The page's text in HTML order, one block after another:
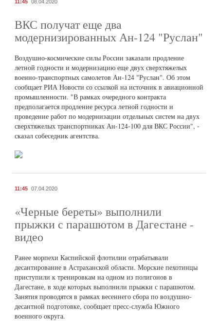
11:45 08.04.2020
ВКС получат еще два
модернизированных Ан-124 "Руслан"
Воздушно-космические силы России заказали продление
летной годности и модернизацию еще двух сверхтяжелых
военно-транспортных самолетов Ан-124 "Руслан". Об этом
сообщает РИА Новости со ссылкой на источник в авиационной
промышленности. "В рамках очередного контракта
предполагается продление ресурса летной годности и
проведение работ по модернизации отдельных систем на двух
сверхтяжелых транспортниках Ан-124-100 для ВКС России", -
сказал собеседник агентства.
11:45 07.04.2020
«Черные береты» выполнили
прыжки с парашютом в Дагестане -
видео
Ранее морпехи Каспийской флотилии отрабатывали
десантирование в Астраханской области. Морские пехотинцы
приступили к тренировкам на одном из полигонов в
Дагестане, в ходе которых выполнили прыжки с парашютом.
Занятия проводятся в рамках весеннего сбора по воздушно-
десантной подготовке, сообщает пресс-служба Южного
военного округа.